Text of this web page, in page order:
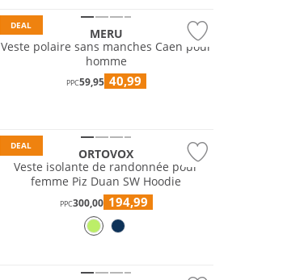
DEAL
MERU
Veste polaire sans manches Caen pour
homme
PPC59,95 40,99
DEAL
ORTOVOX
Veste isolante de randonnée pour
femme Piz Duan SW Hoodie
PPC300,00 194,99